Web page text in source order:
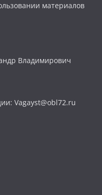
материалов
Владимирович
Vagayst@obl72.ru